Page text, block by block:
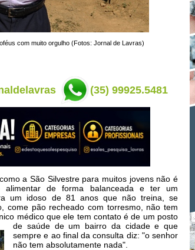
com muito orgulho (Fotos: Jornal de Lavras)
(35) 99925.5481
a São Silvestre para muitos jovens não é
de forma balanceada e ter um
um idoso de 81 anos que não treina, se
come pão recheado com torresmo, não tem
médico que ele tem contato é de um posto
de saúde de um bairro da cidade e que
sempre e ao final da consulta diz: "o senhor
não tem absolutamente nada".